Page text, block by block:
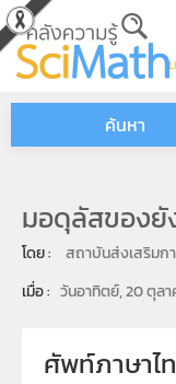
Skip to main
ค้นหา
มอดุลัสของยั
โดย :
สถาบันส่งเสริมก
เมื่อ : วันอาทิตย์, 20 ตุล
ศัพท์ภาษาไ